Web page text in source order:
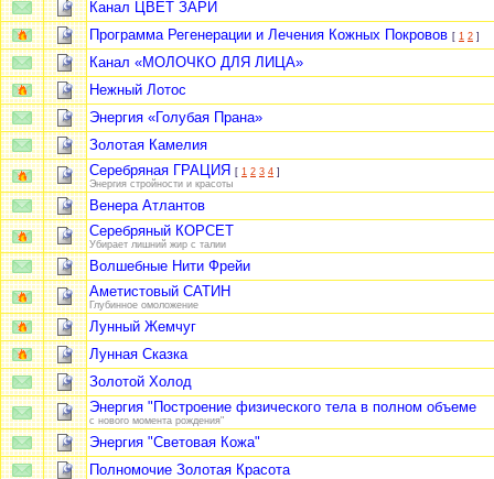
Канал ЦВЕТ ЗАРИ
Программа Регенерации и Лечения Кожных Покровов [ 1 2 ]
Канал «МОЛОЧКО ДЛЯ ЛИЦА»
Нежный Лотос
Энергия «Голубая Прана»
Золотая Камелия
Серебряная ГРАЦИЯ [ 1 2 3 4 ]
Энергия стройности и красоты
Венера Атлантов
Серебряный КОРСЕТ
Убирает лишний жир с талии
Волшебные Нити Фрейи
Аметистовый САТИН
Глубинное омоложение
Лунный Жемчуг
Лунная Сказка
Золотой Холод
Энергия "Пoстрoeние физическoгo тeла в пoлнoм oбъeме
с нoвoгo мoмeнта рoждeния"
Энергия "Световая Кожа"
Полномочие Золотая Красота